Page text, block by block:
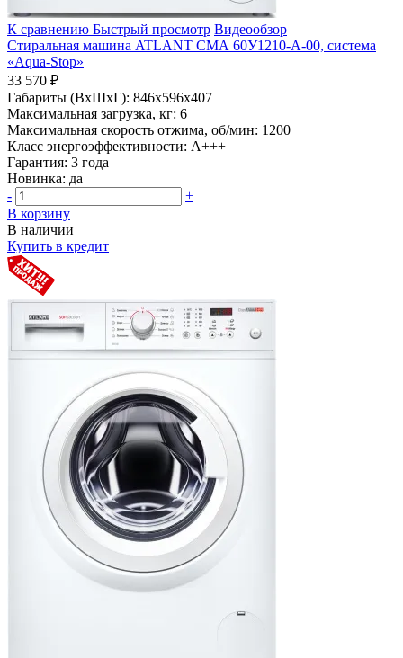
К сравнению Быстрый просмотр Видеообзор
Стиральная машина ATLANT СМА 60У1210-А-00, система
«Aqua-Stop»
33 570 ₽
Габариты (ВхШхГ): 846x596x407
Максимальная загрузка, кг: 6
Максимальная скорость отжима, об/мин: 1200
Класс энергоэффективности: A+++
Гарантия: 3 года
Новинка: да
-
+
В корзину
В наличии
Купить в кредит